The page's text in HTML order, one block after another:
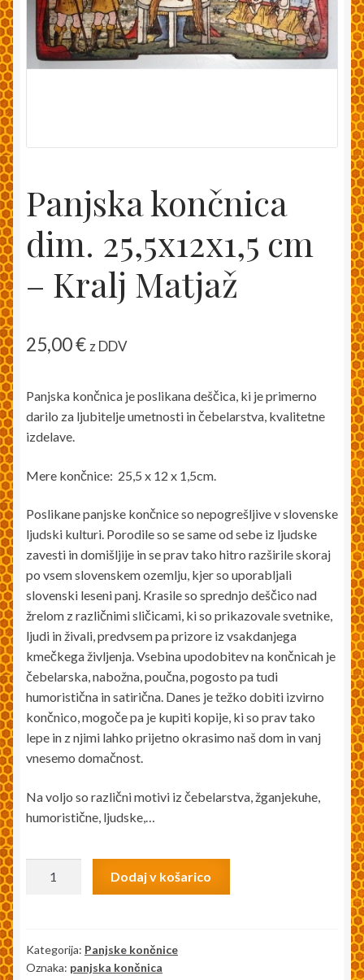
Moj račun
Pakiranje in dostava
Zaključek nakupa
Panjska končnica
dim. 25,5x12x1,5 cm
– Kralj Matjaž
25,00€ z DDV
Panjska končnica je poslikana deščica, ki je primerno
darilo za ljubitelje umetnosti in čebelarstva, kvalitetne
izdelave.
Mere končnice: 25,5 x 12 x 1,5cm.
Poslikane panjske končnice so nepogrešljive v slovenske
ljudski kulturi. Porodile so se same od sebe iz ljudske
zavesti in domišljije in se prav tako hitro razširile skoraj
po vsem slovenskem ozemlju, kjer so uporabljali
slovenski leseni panj. Krasile so sprednjo deščico nad
žrelom z različnimi sličicami, ki so prikazovale svetnike,
ljudi in živali, predvsem pa prizore iz vsakdanjega
kmečkega življenja. Vsebina upodobitev na končnicah je
čebelarska, nabožna, poučna, pogosto pa tudi
humoristična in satirična. Danes je težko dobiti izvirno
končnico, mogoče pa je kupiti kopije, ki so prav tako
lepe in z njimi lahko prijetno okrasimo naš dom in vanj
vnesemo domačnost.
Na voljo so različni motivi iz čebelarstva, žganjekuhe,
humoristične, ljudske,…
cm
-
Dodaj v košarico
Kategorija: Panjske končnice
Oznaka: panjska končnica